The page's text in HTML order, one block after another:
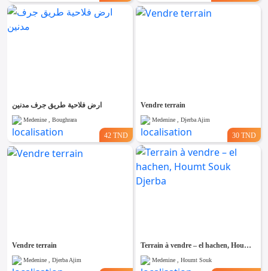
ارض فلاحية طريق جرف مدنين
Medenine , Boughrara
42 TND
Vendre terrain
Medenine , Djerba Ajim
30 TND
Vendre terrain
Medenine , Djerba Ajim
Terrain à vendre – el hachen, Houmt Souk Djerba
Medenine , Houmt Souk